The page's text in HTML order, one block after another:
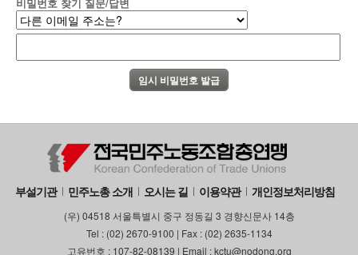
부설기관 민주노총 소개 오시는 길 이용약관 개인정보처리방침
(우) 04518 서울특별시 중구 정동길 3 경향신문사 14층
Tel : (02) 2670-9100 | Fax : (02) 2635-1134
고유번호 : 107-82-08139 | Email : kctu@nodong.org